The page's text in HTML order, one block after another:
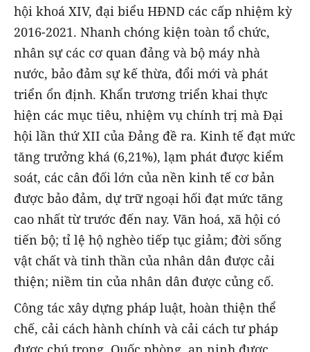
hội khoá XIV, đại biểu HĐND các cấp nhiệm kỳ
2016-2021. Nhanh chóng kiện toàn tổ chức,
nhân sự các cơ quan đảng và bộ máy nhà
nước, bảo đảm sự kế thừa, đổi mới và phát
triển ổn định. Khẩn trương triển khai thực
hiện các mục tiêu, nhiệm vụ chính trị mà Đại
hội lần thứ XII của Đảng đề ra. Kinh tế đạt mức
tăng trưởng khá (6,21%), lạm phát được kiểm
soát, các cân đối lớn của nền kinh tế cơ bản
được bảo đảm, dự trữ ngoại hối đạt mức tăng
cao nhất từ trước đến nay. Văn hoá, xã hội có
tiến bộ; tỉ lệ hộ nghèo tiếp tục giảm; đời sống
vật chất và tinh thần của nhân dân được cải
thiện; niềm tin của nhân dân được củng cố.
Công tác xây dựng pháp luật, hoàn thiện thể
chế, cải cách hành chính và cải cách tư pháp